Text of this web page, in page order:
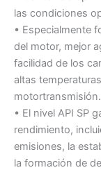
las condiciones
• Especialmente
del motor, mejor
facilidad de los
altas
motortransmisión.
• El nivel API SP
rendimiento,
emisiones, la
la formación de